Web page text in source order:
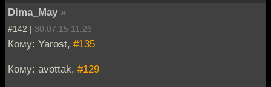
Dima_May »
#142 | 30.07.15 11:26
Кому: Yarost, #135
Кому: avottak, #129